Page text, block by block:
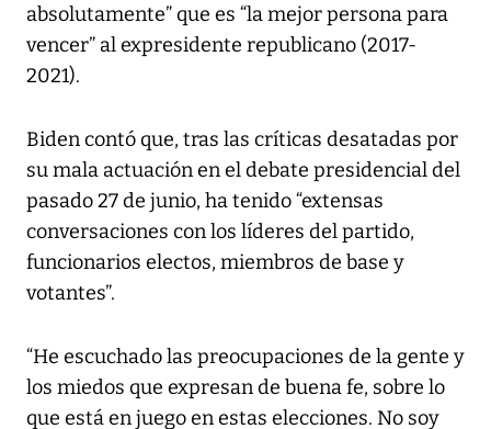
absolutamente” que es “la mejor persona para
vencer” al expresidente republicano (2017-
2021).
Biden contó que, tras las críticas desatadas por
su mala actuación en el debate presidencial del
pasado 27 de junio, ha tenido “extensas
conversaciones con los líderes del partido,
funcionarios electos, miembros de base y
votantes”.
“He escuchado las preocupaciones de la gente y
los miedos que expresan de buena fe, sobre lo
que está en juego en estas elecciones. No soy